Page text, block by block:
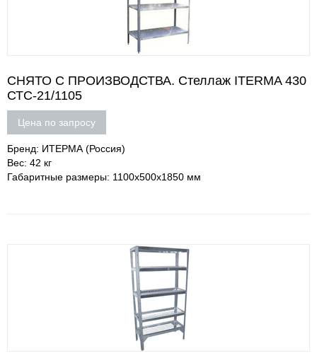
СНЯТО С ПРОИЗВОДСТВА. Стеллаж ITERMA 430
СТС-21/1105
Цена по запросу
Бренд: ИТЕРМА (Россия)
Вес: 42 кг
Габаритные размеры: 1100x500x1850 мм